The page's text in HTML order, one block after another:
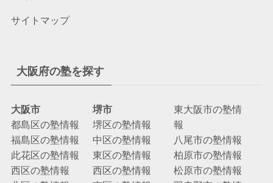
サイトマップ
大阪府の塾を探す
大阪市
都島区の塾情報
福島区の塾情報
此花区の塾情報
西区の塾情報
堺市
堺区の塾情報
中区の塾情報
東区の塾情報
西区の塾情報
東大阪市の塾情
報
八尾市の塾情報
柏原市の塾情報
松原市の塾情報